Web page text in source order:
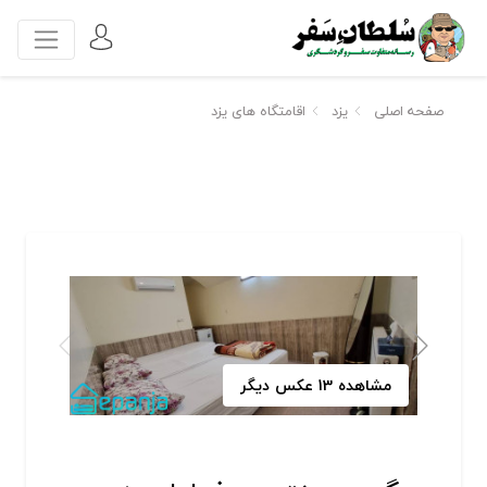
صفحه اصلی یزد اقامتگاه های یزد
مشاهده 13 عکس دیگر